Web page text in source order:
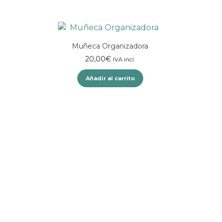
Muñeca Organizadora
20,00€ IVA incl.
Añadir al carrito